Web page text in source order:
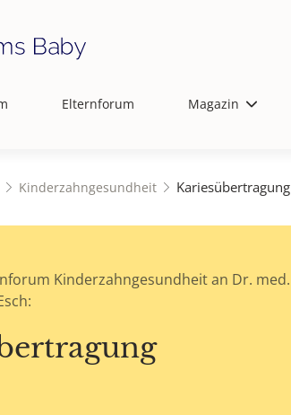
Elternforum Magazin
Kinderzahngesundheit Kariesübertragung
Kinderzahngesundheit an Dr. med.